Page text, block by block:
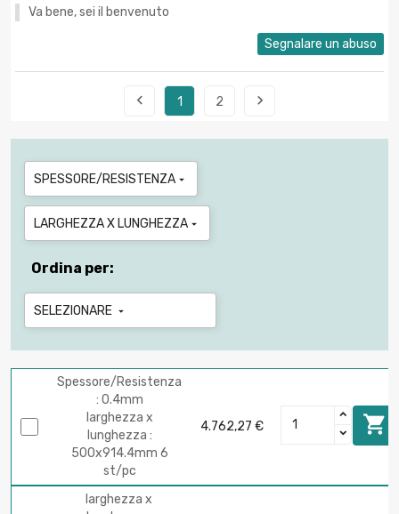
Va bene, sei il benvenuto
Segnalare un abuso
 1 2 
SPESSORE/RESISTENZA 
LARGHEZZA X LUNGHEZZA 
Ordina per:
SELEZIONARE 
Spessore/Resistenza
: 0.4mm
larghezza x
lunghezza :
500x914.4mm 6
st/pc
4.762,27 € 
larghezza x